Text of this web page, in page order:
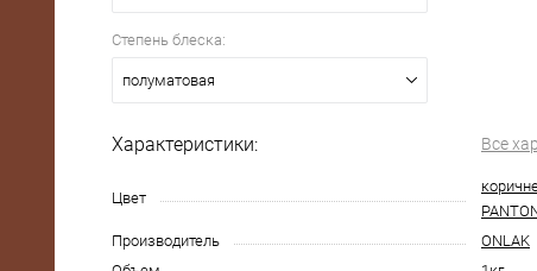
Степень блеска:
полуматовая
Характеристики: Все
Цвет
Производитель
ONLAK